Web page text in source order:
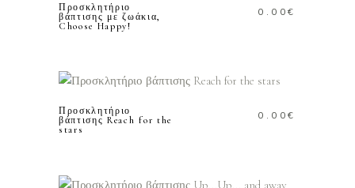
Προσκλητήριο
βάπτισης με ζωάκια,
Choose Happy!
0.00€
Προσκλητήριο
βάπτισης Reach for the
stars
0.00€